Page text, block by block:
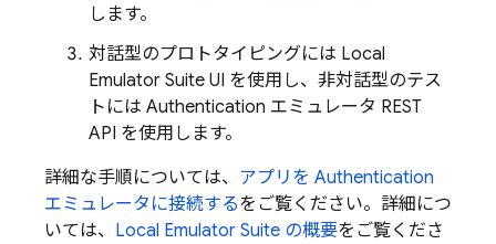
します。
対話型のプロトタイピングには Local
Emulator Suite UI を使用し、非対話型のテス
トには Authentication エミュレータ REST
API を使用します。
詳細な手順については、 アプリを Authentication
エミュレータに接続するをご覧ください。詳細につ
いては、 Local Emulator Suite の概要をご覧くださ